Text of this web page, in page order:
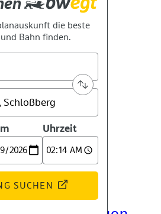
Das Team